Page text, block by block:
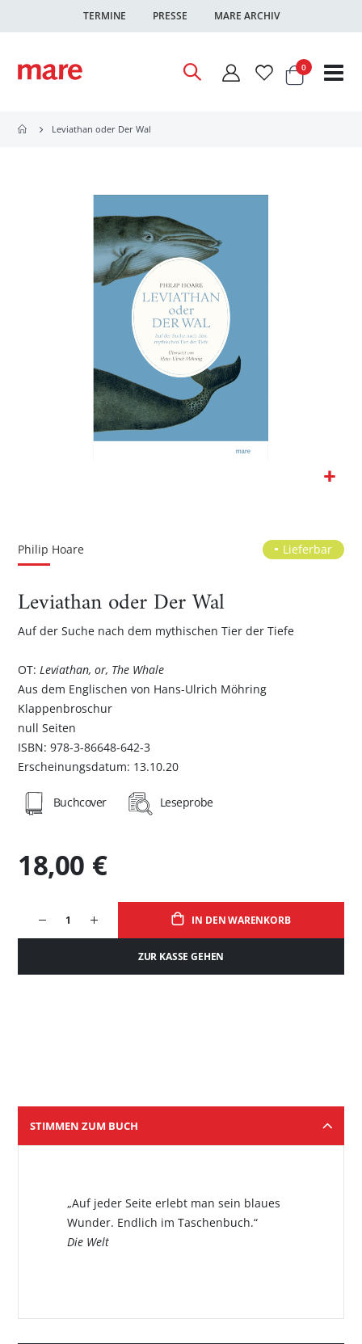
TERMINE PRESSE MARE ARCHIV
Warenkorb
0Artikel
Leviathan oder Der Wal
Bildgalerie
Philip Hoare Lieferbar
Leviathan oder Der Wal
Auf der Suche nach dem mythischen Tier der Tiefe
OT:Leviathan, or, The Whale
Aus dem Englischen von Hans-Ulrich Möhring
Klappenbroschur
null Seiten
ISBN: 978-3-86648-642-3
Erscheinungsdatum: 13.10.20
IN DEN WARENKORB
ZUR KASSE GEHEN
18,00 €
Buchcover Leseprobe
STIMMEN ZUM BUCH
„Auf jeder Seite erlebt man sein blaues
Wunder. Endlich im Taschenbuch.“
Die Welt